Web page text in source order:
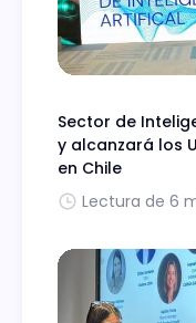
Sector de
y alcanzará los
en Chile
Lectura de 6